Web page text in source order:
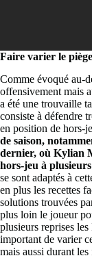
Faire varier le
Comme évoqué au-
offensivement mais
a été une trouvaille
consiste à défendre
en position de hors-
de saison,
dernier, où Kylian
hors-jeu à
se sont adaptés à
en plus les recettes
solutions trouvées
plus loin le joueur
plusieurs reprises
important de varier
mais aussi durant